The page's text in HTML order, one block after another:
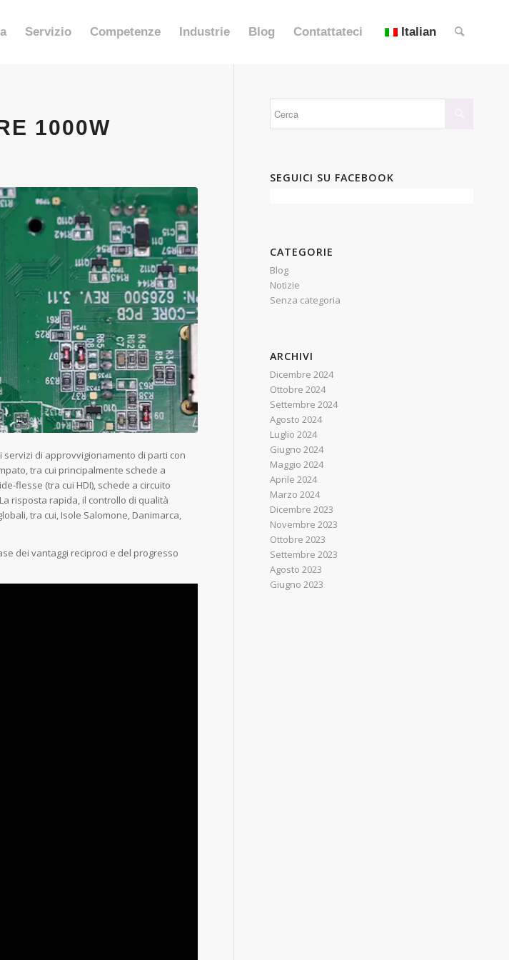
Servizio Competenze Industrie Blog Contattateci Italian
1000W
servizi di approvvigionamento di parti con
tra cui principalmente schede a
flesse (tra cui HDI), schede a circuito
risposta rapida, il controllo di qualità
tra cui, Isole Salomone, Danimarca,
dei vantaggi reciproci e del progresso
SEGUICI SU FACEBOOK
CATEGORIE
Blog
Notizie
Senza categoria
ARCHIVI
Dicembre 2024
Ottobre 2024
Settembre 2024
Agosto 2024
Luglio 2024
Giugno 2024
Maggio 2024
Aprile 2024
Marzo 2024
Dicembre 2023
Novembre 2023
Ottobre 2023
Settembre 2023
Agosto 2023
Giugno 2023